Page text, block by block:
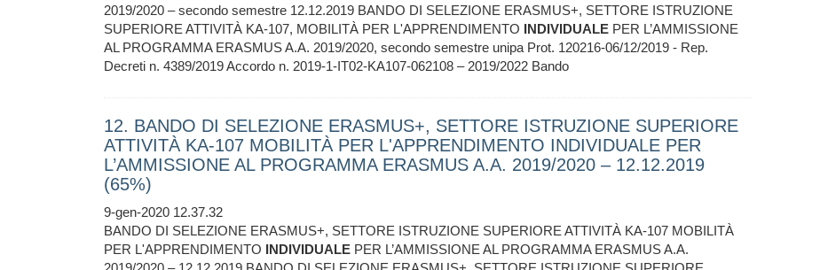
2019/2020 – secondo semestre 12.12.2019 BANDO DI SELEZIONE ERASMUS+, SETTORE ISTRUZIONE
SUPERIORE ATTIVITÀ KA-107, MOBILITÀ PER L'APPRENDIMENTO INDIVIDUALE PER L’AMMISSIONE
AL PROGRAMMA ERASMUS A.A. 2019/2020, secondo semestre unipa Prot. 120216-06/12/2019 - Rep.
Decreti n. 4389/2019 Accordo n. 2019-1-IT02-KA107-062108 – 2019/2022 Bando
12. BANDO DI SELEZIONE ERASMUS+, SETTORE ISTRUZIONE SUPERIORE
ATTIVITÀ KA-107 MOBILITÀ PER L'APPRENDIMENTO INDIVIDUALE PER
L’AMMISSIONE AL PROGRAMMA ERASMUS A.A. 2019/2020 – 12.12.2019
(65%)
9-gen-2020 12.37.32
BANDO DI SELEZIONE ERASMUS+, SETTORE ISTRUZIONE SUPERIORE ATTIVITÀ KA-107 MOBILITÀ
PER L'APPRENDIMENTO INDIVIDUALE PER L’AMMISSIONE AL PROGRAMMA ERASMUS A.A.